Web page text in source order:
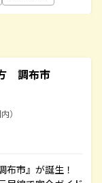
調布市
）
布市』が誕生！